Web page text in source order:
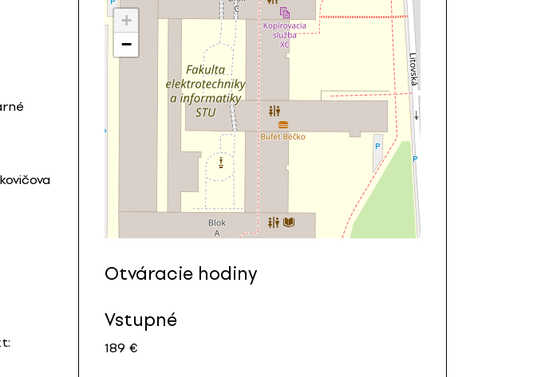
+
−
Otváracie hodiny
Vstupné
189 €